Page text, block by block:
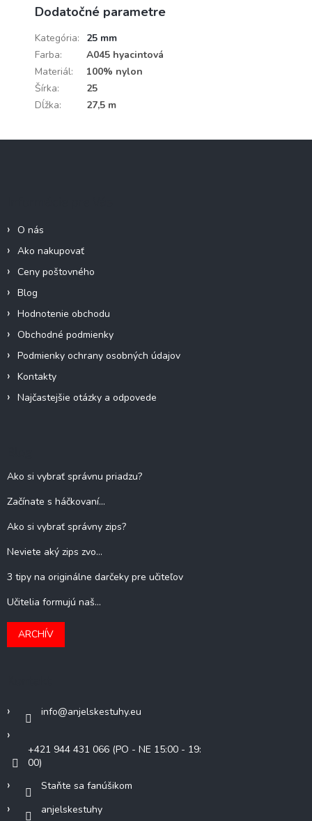
Dodatočné parametre
Kategória:
25 mm
Farba:
A045 hyacintová
Materiál:
100% nylon
Šírka:
25
Dĺžka: 27,5 m
O nás
Ako nakupovať
Ceny poštovného
Blog
Hodnotenie obchodu
Obchodné podmienky
Podmienky ochrany osobných údajov
Kontakty
Najčastejšie otázky a odpovede
Ako si vybrať správnu priadzu?
Začínate s háčkovaní...
Ako si vybrať správny zips?
Neviete aký zips zvo...
3 tipy na originálne darčeky pre učiteľov
Učitelia formujú naš...
ARCHÍV
info@anjelskestuhy.eu
+421 944 431 066 (PO - NE 15:00 - 19:
00)
Staňte sa fanúšikom
anjelskestuhy